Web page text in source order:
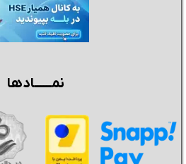
نمــــــادها